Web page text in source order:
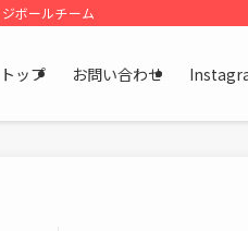
ボールチーム
トップ お問い合わせ